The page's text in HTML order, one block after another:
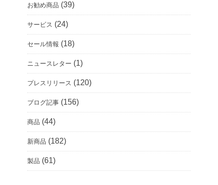
お勧め商品 (39)
サービス (24)
セール情報 (18)
ニュースレター (1)
プレスリリース (120)
ブログ記事 (156)
商品 (44)
新商品 (182)
製品 (61)